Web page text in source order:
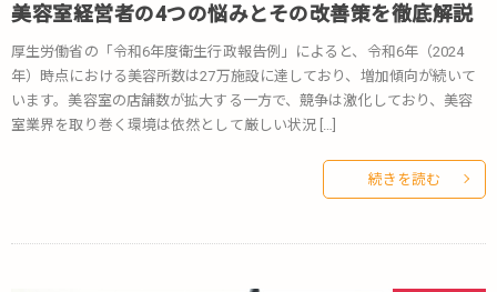
美容室経営者の4つの悩みとその改善策を徹底解説
厚生労働省の「令和6年度衛生行政報告例」によると、令和6年（2024
年）時点における美容所数は27万施設に達しており、増加傾向が続いて
います。美容室の店舗数が拡大する一方で、競争は激化しており、美容
室業界を取り巻く環境は依然として厳しい状況 […]
続きを読む